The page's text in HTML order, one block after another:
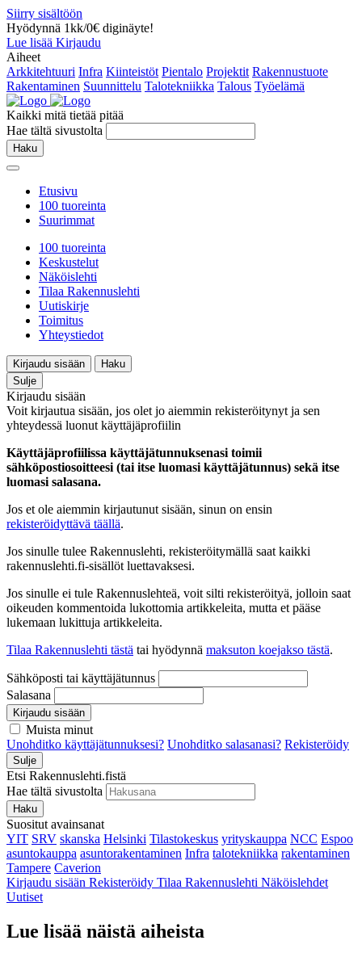
Siirry sisältöön
Hyödynnä 1kk/0€ diginäyte!
Lue lisää Kirjaudu
Aiheet
Arkkitehtuuri Infra Kiinteistöt Pientalo Projektit Rakennustuote
Rakentaminen Suunnittelu Talotekniikka Talous Työelämä
Kaikki mitä tietää pitää
Hae tältä sivustolta
Haku
Etusivu
100 tuoreinta
Suurimmat
100 tuoreinta
Keskustelut
Näköislehti
Tilaa Rakennuslehti
Uutiskirje
Toimitus
Yhteystiedot
Kirjaudu sisään
Haku
Sulje
Kirjaudu sisään
Voit kirjautua sisään, jos olet jo aiemmin rekisteröitynyt ja sen
yhteydessä luonut käyttäjäprofiilin
Käyttäjäprofiilissa käyttäjätunnuksenasi toimii
sähköpostiosoitteesi (tai itse luomasi käyttäjätunnus) sekä itse
luomasi salasana.
Jos et ole aiemmin kirjautunut sisään, sinun on ensin
rekisteröidyttävä täällä.
Jos sinulle tulee Rakennuslehti, rekisteröitymällä saat kaikki
rakennuslehti.fi-sisällöt luettavaksesi.
Jos sinulle ei tule Rakennuslehteä, voit silti rekisteröityä, jolloin saat
oikeuden kommentoida lukottomia artikkeleita, mutta et pääse
lukemaan lukittuja artikkeleita.
Tilaa Rakennuslehti tästä tai hyödynnä maksuton koejakso tästä.
Sähköposti tai käyttäjätunnus
Salasana
Kirjaudu sisään
Muista minut
Unohditko käyttäjätunnuksesi? Unohditko salasanasi? Rekisteröidy
Sulje
Etsi Rakennuslehti.fistä
Hae tältä sivustolta
Haku
Suositut avainsanat
YIT SRV skanska Helsinki Tilastokeskus yrityskauppa NCC Espoo
asuntokauppa asuntorakentaminen Infra talotekniikka rakentaminen
Tampere Caverion
Kirjaudu sisään Rekisteröidy Tilaa Rakennuslehti Näköislehdet
Uutiset
Lue lisää näistä aiheista